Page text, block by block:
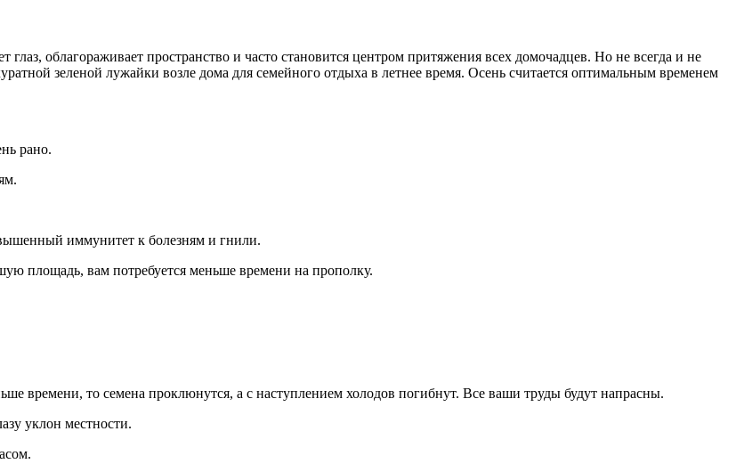
облагораживает пространство и часто становится центром притяжения всех домочадцев. Но не всегда и не
зеленой лужайки возле дома для семейного отдыха в летнее время. Осень считается оптимальным временем
рано.
иммунитет к болезням и гнили.
площадь, вам потребуется меньше времени на прополку.
времени, то семена проклюнутся, а с наступлением холодов погибнут. Все ваши труды будут напрасны.
уклон местности.